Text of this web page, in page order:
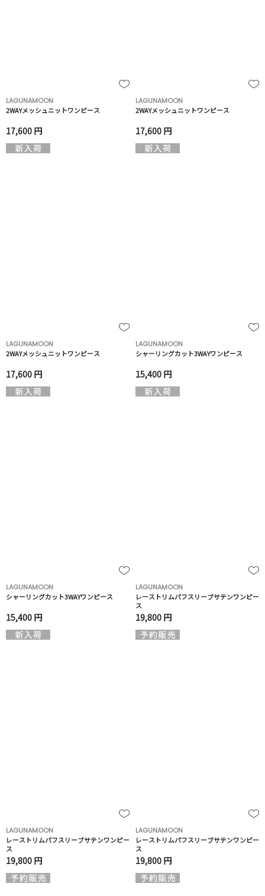
LAGUNAMOON
2WAYメッシュニットワンピース
17,600 円
LAGUNAMOON
2WAYメッシュニットワンピース
17,600 円
LAGUNAMOON
2WAYメッシュニットワンピース
17,600 円
LAGUNAMOON
シャーリングカット3WAYワンピース
15,400 円
LAGUNAMOON
シャーリングカット3WAYワンピース
15,400 円
LAGUNAMOON
レーストリムパフスリーブサテンワンピー
ス
19,800 円
LAGUNAMOON
レーストリムパフスリーブサテンワンピー
ス
19,800 円
LAGUNAMOON
レーストリムパフスリーブサテンワンピー
ス
19,800 円